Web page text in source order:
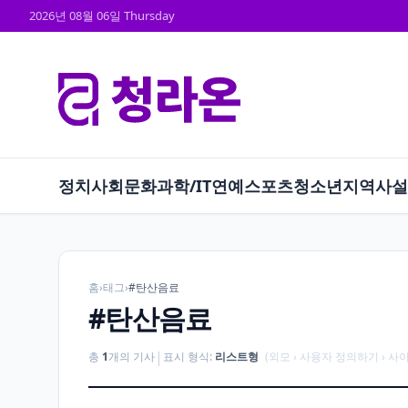
2026년 08월 06일 Thursday
정치사회문화과학/IT연예스포츠청소년지역사
홈›태그›#탄산음료
#탄산음료
총 1개의 기사 | 표시 형식: 리스트형 (외모 › 사용자 정의하기 › 사